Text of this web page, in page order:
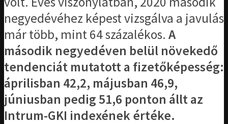
negyedévéhez képest vizsgálva a javulás
már több, mint 64 százalékos. A
második negyedéven belül növekedő
tendenciát mutatott a fizetőképesség:
áprilisban 42,2, májusban 46,9,
júniusban pedig 51,6 ponton állt az
Intrum-GKI indexének értéke.